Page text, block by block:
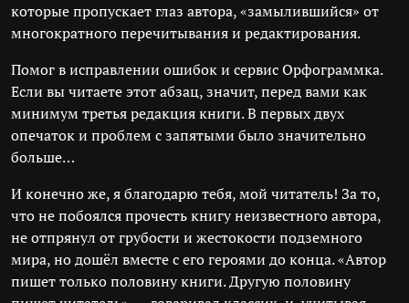
которые пропускает глаз автора, «замылившийся» от
многократного перечитывания и редактирования.
Помог в исправлении ошибок и сервис Орфограммка.
Если вы читаете этот абзац, значит, перед вами как
минимум третья редакция книги. В первых двух
опечаток и проблем с запятыми было значительно
больше…
И конечно же, я благодарю тебя, мой читатель! За то,
что не побоялся прочесть книгу неизвестного автора,
не отпрянул от грубости и жестокости подземного
мира, но дошёл вместе с его героями до конца. «Автор
пишет только половину книги. Другую половину